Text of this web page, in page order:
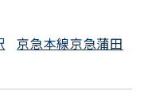
合わせ
京急本線京急蒲田